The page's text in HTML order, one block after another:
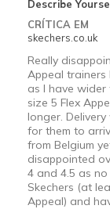
Describe
CRÍTICA EM
skechers.co.uk
Really
Appeal
as I have
size 5 Flex
longer.
for them to
from Belgium
disappointed
4 and 4.5 as
Skechers (at
Appeal) and